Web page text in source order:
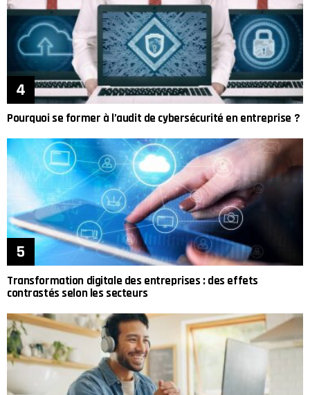
Pourquoi se former à l’audit de cybersécurité en entreprise ?
Transformation digitale des entreprises : des effets
contrastés selon les secteurs